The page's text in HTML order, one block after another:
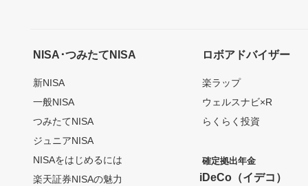
NISA･つみたてNISA
新NISA
一般NISA
つみたてNISA
ジュニアNISA
NISAをはじめるには
楽天証券NISAの魅力
ロボアドバイザー
楽ラップ
ウェルスナビ×R
らくらく投資
確定拠出年金
iDeCo（イデコ）